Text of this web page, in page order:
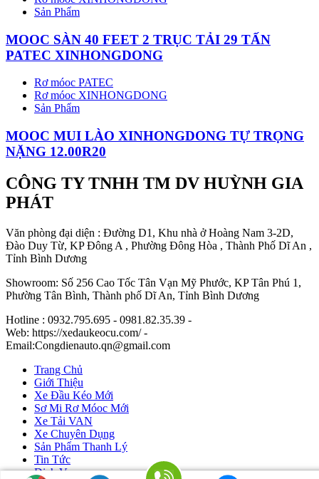
Sản Phẩm
MOOC SÀN 40 FEET 2 TRỤC TẢI 29 TẤN
PATEC XINHONGDONG
Rơ móoc PATEC
Rơ móoc XINHONGDONG
Sản Phẩm
MOOC MUI LÀO XINHONGDONG TỰ TRỌNG
NẶNG 12.00R20
CÔNG TY TNHH TM DV HUỲNH GIA
PHÁT
Văn phòng đại diện : Đường D1, Khu nhà ở Hoàng Nam 3-2D,
Đào Duy Từ, KP Đông A , Phường Đông Hòa , Thành Phố Dĩ An ,
Tỉnh Bình Dương
Showroom: Số 256 Cao Tốc Tân Vạn Mỹ Phước, KP Tân Phú 1,
Phường Tân Bình, Thành phố Dĩ An, Tỉnh Bình Dương
Hotline : 0932.795.695 - 0981.82.35.39 -
Web: https://xedaukeocu.com/ -
Email:Congdienauto.qn@gmail.com
Trang Chủ
Giới Thiệu
Xe Đầu Kéo Mới
Sơ Mi Rơ Móoc Mới
Xe Tải VAN
Xe Chuyên Dụng
Sản Phẩm Thanh Lý
Tin Tức
Dịch Vụ